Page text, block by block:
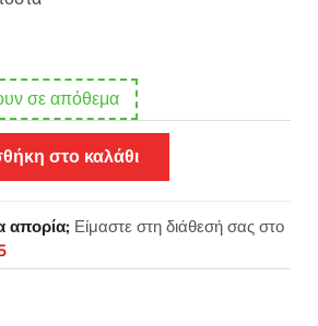
σε απόθεμα
στο καλάθι
απορία; Είμαστε στη διάθεσή σας στο